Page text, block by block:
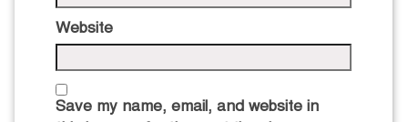
Website
Save my name, email, and website in